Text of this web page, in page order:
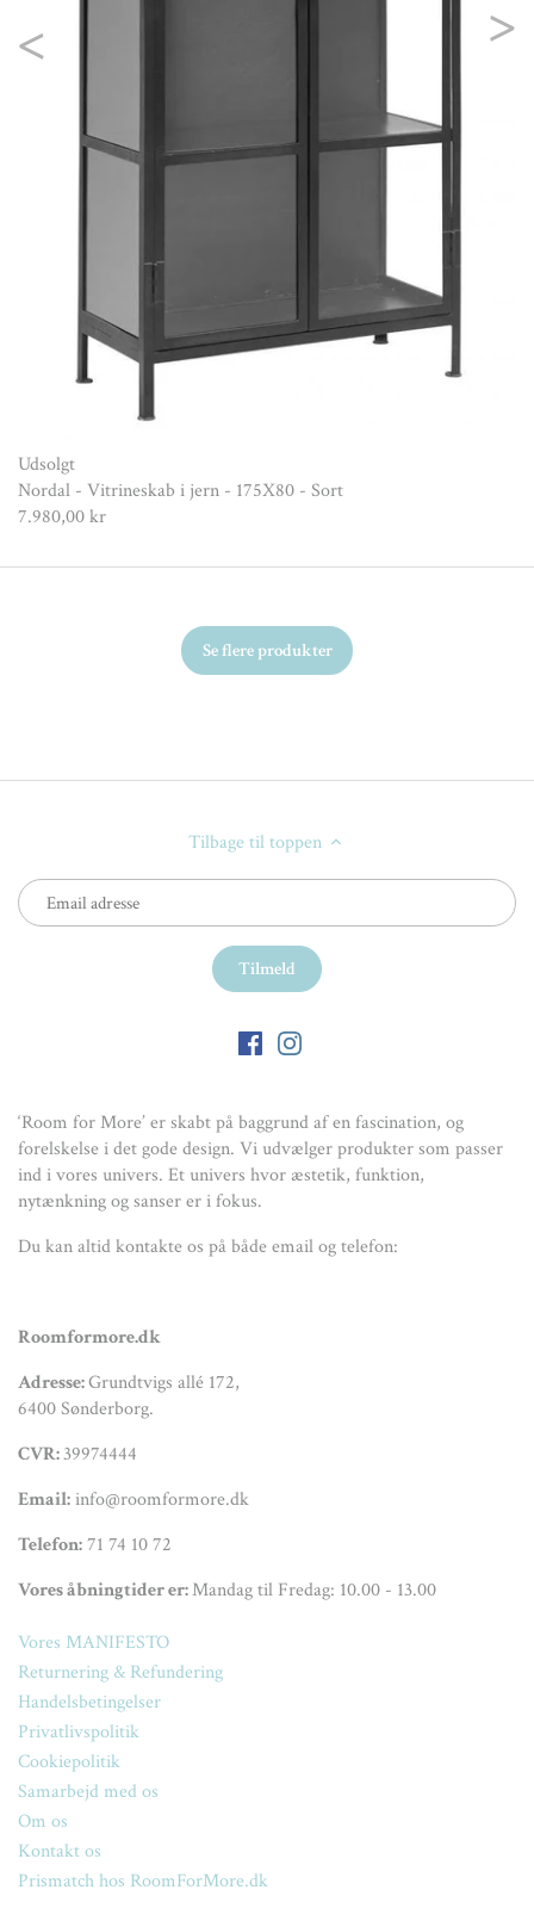
Previous
Udsolgt
Nordal - Vitrineskab i jern - 175X80 - Sort
7.980,00 kr
Se flere produkter
Tilbage til toppen
‘Room for More’ er skabt på baggrund af en fascination, og
forelskelse i det gode design. Vi udvælger produkter som passer
ind i vores univers. Et univers hvor æstetik, funktion,
nytænkning og sanser er i fokus.
Du kan altid kontakte os på både email og telefon:
Roomformore.dk
Adresse:Grundtvigs allé 172,
6400 Sønderborg.
CVR:39974444
Email:info@roomformore.dk
Telefon:71 74 10 72
Vores åbningtider er:Mandag til Fredag: 10.00 - 13.00
Vores MANIFESTO
Returnering & Refundering
Handelsbetingelser
Privatlivspolitik
Cookiepolitik
Samarbejd med os
Om os
Kontakt os
Prismatch hos RoomForMore.dk